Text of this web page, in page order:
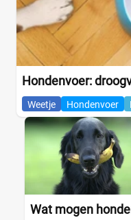
Hondenvoer:
Weetje Hondenvoer
Wat mogen